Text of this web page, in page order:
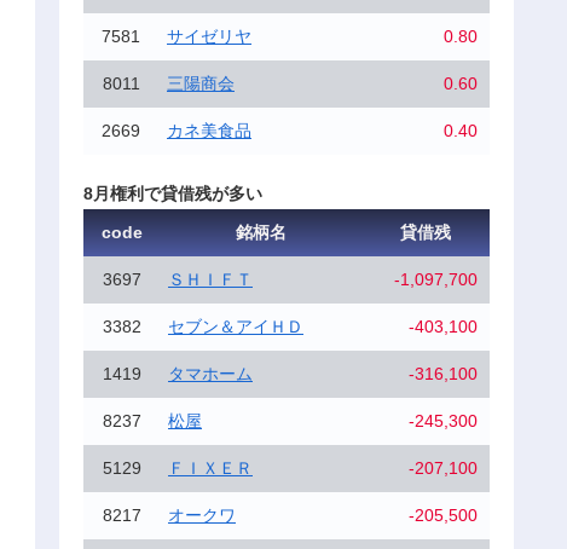
7581 サイゼリヤ 0.80
8011 三陽商会 0.60
2669 カネ美食品 0.40
8月権利で貸借残が多い
code
銘柄名 貸借残
3697 ＳＨＩＦＴ -1,097,700
3382 セブン＆アイＨＤ -403,100
1419 タマホーム -316,100
8237 松屋 -245,300
5129 ＦＩＸＥＲ -207,100
8217 オークワ -205,500